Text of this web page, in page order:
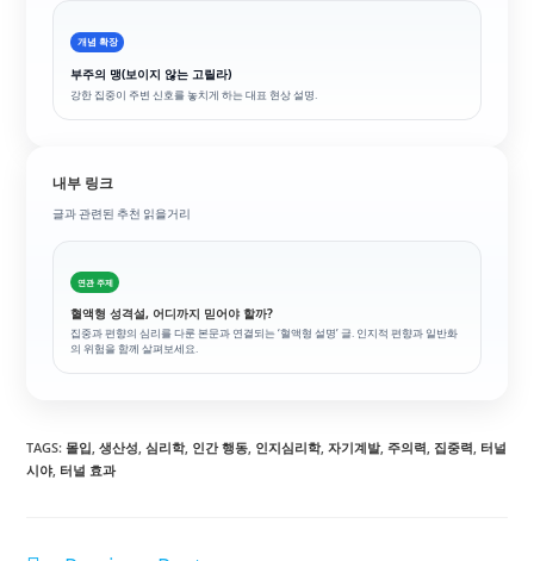
개념 확장
부주의 맹(보이지 않는 고릴라)
강한 집중이 주변 신호를 놓치게 하는 대표 현상 설명.
내부 링크
글과 관련된 추천 읽을거리
연관 주제
혈액형 성격설, 어디까지 믿어야 할까?
집중과 편향의 심리를 다룬 본문과 연결되는 ‘혈액형 설명’ 글. 인지적 편향과 일반화
의 위험을 함께 살펴보세요.
TAGS:몰입, 생산성, 심리학, 인간 행동, 인지심리학, 자기계발, 주의력, 집중력, 터널
시야, 터널 효과